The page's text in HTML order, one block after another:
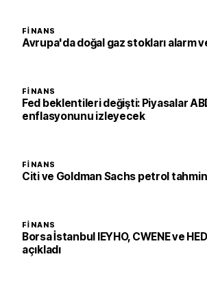
FINANS
Avrupa'da doğal gaz stokları alarm
FINANS
Fed beklentileri değişti: Piyasalar
enflasyonunu izleyecek
FINANS
Citi ve Goldman Sachs petrol
FINANS
Borsa İstanbul IEYHO, CWENE ve
açıkladı